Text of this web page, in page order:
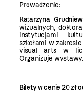
Prowadzenie:
Katarzyna
wizualnych,
instytucjami
szkołami w
visual arts w
Organizuje
Bilety w cenie 20 zł